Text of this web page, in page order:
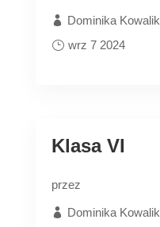
Dominika Kowalik
wrz 7 2024
Klasa VI
przez
Dominika Kowalik